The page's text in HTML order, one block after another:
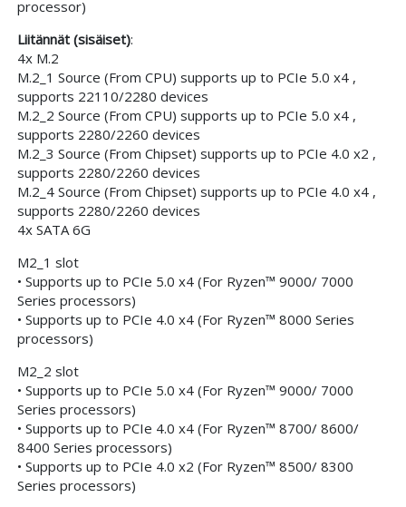
processor)
Liitännät (sisäiset):
4x M.2
M.2_1 Source (From CPU) supports up to PCIe 5.0 x4 ,
supports 22110/2280 devices
M.2_2 Source (From CPU) supports up to PCIe 5.0 x4 ,
supports 2280/2260 devices
M.2_3 Source (From Chipset) supports up to PCIe 4.0 x2 ,
supports 2280/2260 devices
M.2_4 Source (From Chipset) supports up to PCIe 4.0 x4 ,
supports 2280/2260 devices
4x SATA 6G
M2_1 slot
• Supports up to PCIe 5.0 x4 (For Ryzen™ 9000/ 7000
Series processors)
• Supports up to PCIe 4.0 x4 (For Ryzen™ 8000 Series
processors)
M2_2 slot
• Supports up to PCIe 5.0 x4 (For Ryzen™ 9000/ 7000
Series processors)
• Supports up to PCIe 4.0 x4 (For Ryzen™ 8700/ 8600/
8400 Series processors)
• Supports up to PCIe 4.0 x2 (For Ryzen™ 8500/ 8300
Series processors)